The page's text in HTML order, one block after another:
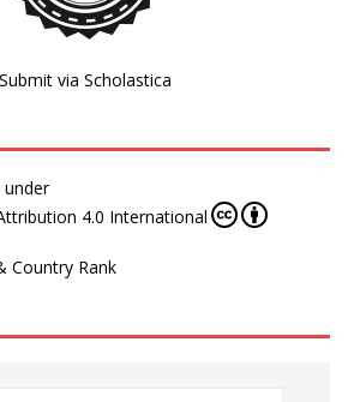
Submit via Scholastica
under
4.0 International